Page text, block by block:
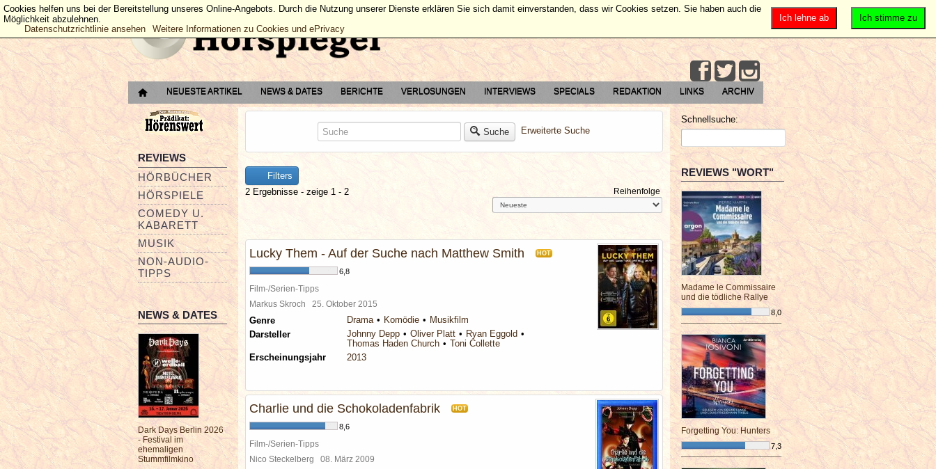
NEUESTE ARTIKEL NEWS & DATES BERICHTE VERLOSUNGEN INTERVIEWS SPECIALS REDAKTION LINKS ARCHIV
REVIEWS
HÖRBÜCHER
HÖRSPIELE
COMEDY U.
KABARETT
MUSIK
NON-AUDIO-
TIPPS
NEWS & DATES
Dark Days Berlin 2026
- Festival im
ehemaligen
Stummfilmkino
Suche Erweiterte Suche
Filters
2 Ergebnisse - zeige 1 - 2
Reihenfolge
Lucky Them - Auf der Suche nach Matthew Smith HOT
6,8
Film-/Serien-Tipps
Markus Skroch 25. Oktober 2015
Genre Drama Komödie
Musikfilm
Darsteller
Johnny Depp Oliver Platt
Ryan Eggold
Thomas Haden Church
Toni Collette
Erscheinungsjahr
2013
Charlie und die Schokoladenfabrik HOT
8,6
Film-/Serien-Tipps
Nico Steckelberg 08. März 2009
Schnellsuche:
REVIEWS "WORT"
Madame le Commissaire
und die tödliche Rallye
8,0
¯¯¯¯¯¯¯¯¯¯¯¯¯¯¯¯¯¯¯¯¯¯¯¯
Forgetting You: Hunters
7,3
¯¯¯¯¯¯¯¯¯¯¯¯¯¯¯¯¯¯¯¯¯¯¯¯
Ich stimme zu
Ich lehne ab
Cookies helfen uns bei der Bereitstellung unseres Online-Angebots. Durch die Nutzung unserer Dienste erklären Sie sich damit einverstanden, dass wir Cookies setzen. Sie haben auch die
Möglichkeit abzulehnen.
Datenschutzrichtlinie ansehen
Weitere Informationen zu Cookies und ePrivacy